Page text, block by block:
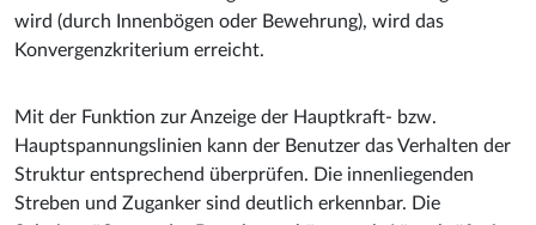
wird (durch Innenbögen oder Bewehrung), wird das
Konvergenzkriterium erreicht.
Mit der Funktion zur Anzeige der Hauptkraft- bzw.
Hauptspannungslinien kann der Benutzer das Verhalten der
Struktur entsprechend überprüfen. Die innenliegenden
Streben und Zuganker sind deutlich erkennbar. Die